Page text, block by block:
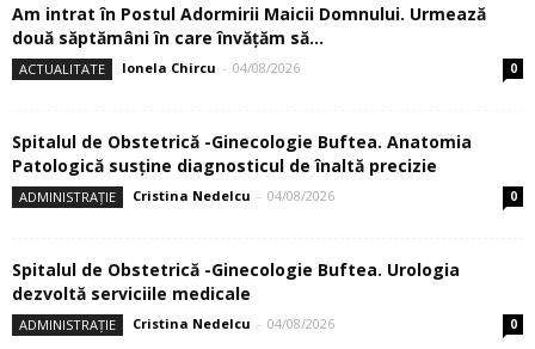
Am intrat în Postul Adormirii Maicii Domnului. Urmează
două săptămâni în care învăţăm să...
ACTUALITATE Ionela Chircu - 04/08/2026 0
Spitalul de Obstetrică -Ginecologie Buftea. Anatomia
Patologică susţine diagnosticul de înaltă precizie
ADMINISTRAȚIE Cristina Nedelcu - 04/08/2026 0
Spitalul de Obstetrică -Ginecologie Buftea. Urologia
dezvoltă serviciile medicale
ADMINISTRAȚIE Cristina Nedelcu - 04/08/2026 0